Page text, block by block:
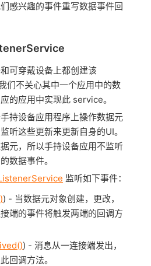
感兴趣的事件重写数据事件回
可穿戴设备上都创建该
们不关心其中一个应用中的数
的应用中实现此 service。
持设备应用程序上操作数据元
听这些更新来更新自身的UI。
元，所以手持设备应用不监听
数据事件。
监听如下事件：
) - 当数据元对象创建，更改，
端的事件将触发两端的回调方
) - 消息从一连接端发出，
回调方法。